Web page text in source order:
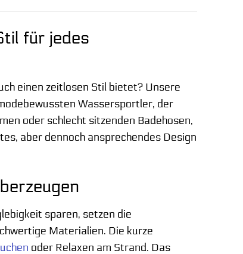
für jedes
einen zeitlosen Stil bietet? Unsere
Wassersportler, der
oder schlecht sitzenden Badehosen,
aber dennoch ansprechendes Design
sparen, setzen die
Materialien. Die kurze
oder Relaxen am Strand. Das